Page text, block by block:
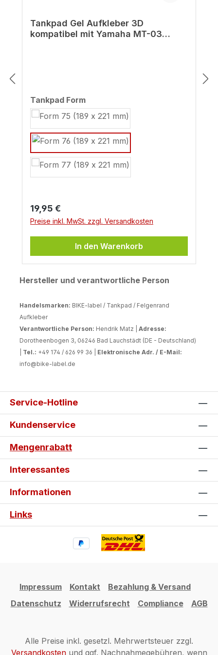
Tankpad Gel Aufkleber 3D
kompatibel mit Yamaha MT-03
Tankpad Formauswählen
Regulärer Preis:
19,95 €
Preise inkl. MwSt. zzgl. Versandkosten
In den Warenkorb
Hersteller und verantwortliche Person
Handelsmarken: BIKE-label / Tankpad / Felgenrand
Aufkleber
Verantwortliche Person: Hendrik Matz | Adresse:
Dorotheenbogen 3, 06246 Bad Lauchstädt (DE - Deutschland)
Tel.: +49 174 / 626 99 36 | Elektronische Adr. / E-Mail:
info@bike-label.de
Service-Hotline
Kundenservice
Mengenrabatt
Interessantes
Informationen
Links
Impressum Kontakt
Bezahlung & Versand
Datenschutz
Widerrufsrecht Compliance AGB
Alle Preise inkl. gesetzl. Mehrwertsteuer zzgl.
Versandkostenund ggf. Nachnahmegebühren, wenn